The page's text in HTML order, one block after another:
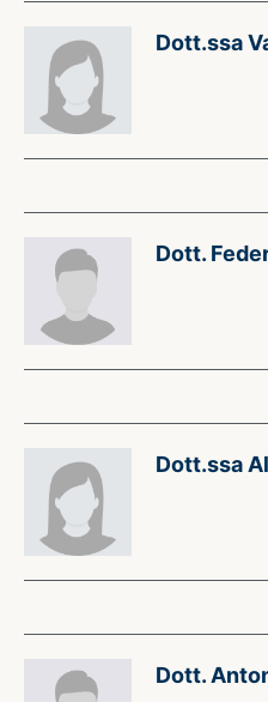
Dott.ssa
Dott.
Dott.ssa
Dott.